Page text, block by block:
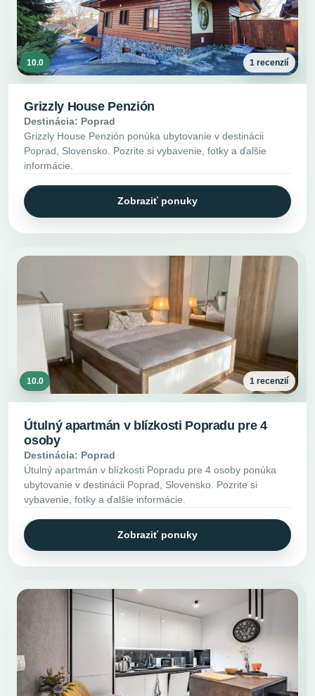
10.0 1 recenzií
Grizzly House Penzión
Destinácia: Poprad
Grizzly House Penzión ponúka ubytovanie v destinácii
Poprad, Slovensko. Pozrite si vybavenie, fotky a ďalšie
informácie.
Zobraziť ponuky
10.0 1 recenzií
Útulný apartmán v blízkosti Popradu pre 4
osoby
Destinácia: Poprad
Útulný apartmán v blízkosti Popradu pre 4 osoby ponúka
ubytovanie v destinácii Poprad, Slovensko. Pozrite si
vybavenie, fotky a ďalšie informácie.
Zobraziť ponuky